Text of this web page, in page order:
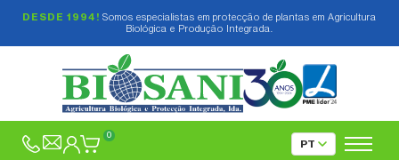
DESDE 1994! Somos especialistas em protecção de plantas em Agricultura
Biológica e Produção Integrada.
0